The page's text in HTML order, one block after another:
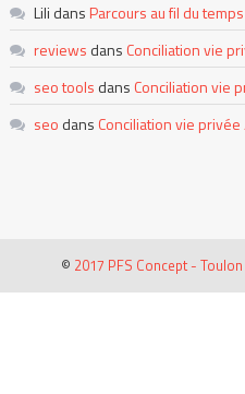
Lili dansParcours au fil du
reviews dans Conciliation vie
seo tools dans Conciliation vie
seo dans Conciliation vie
© 2017 PFS Concept - Toulon